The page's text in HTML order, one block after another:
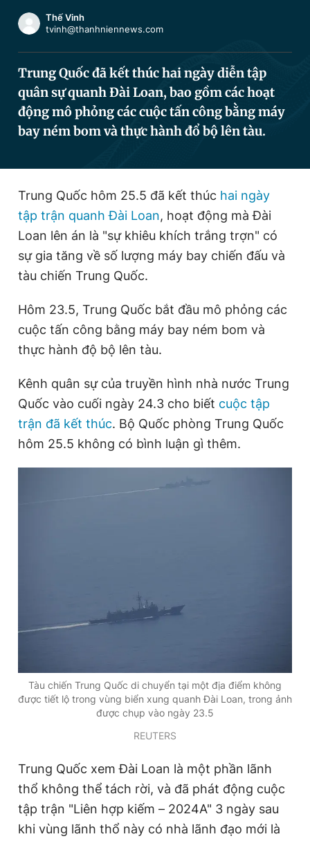
Theo dõi báo trên
Hotline
Đặt báo Quảng cáo RSS Tòa soạn Chính sách bảo
Tổng biên tập: Nguyễn Ngọc Toàn
Phó tổng biên tập: Trần Việt Hưng
Tổng thư ký tòa soạn: Đức Trung
Giấy phép xuất bản số 110/GP - BTTTT cấp ngày 24.3.2020
© 2003-2026 Bản quyền thuộc về Báo Thanh Niên. Cấm sao
chép dưới mọi hình thức nếu không có sự chấp thuận bằng văn
Thế Vinh
tvinh@thanhniennews.com
Trung Quốc đã kết thúc hai ngày diễn tập
quân sự quanh Đài Loan, bao gồm các hoạt
động mô phỏng các cuộc tấn công bằng máy
bay ném bom và thực hành đổ bộ lên tàu.
Trung Quốc hôm 25.5 đã kết thúc hai ngày
tập trận quanh Đài Loan, hoạt động mà Đài
Loan lên án là "sự khiêu khích trắng trợn" có
sự gia tăng về số lượng máy bay chiến đấu và
tàu chiến Trung Quốc.
Hôm 23.5, Trung Quốc bắt đầu mô phỏng các
cuộc tấn công bằng máy bay ném bom và
thực hành độ bộ lên tàu.
Kênh quân sự của truyền hình nhà nước Trung
Quốc vào cuối ngày 24.3 cho biết cuộc tập
trận đã kết thúc. Bộ Quốc phòng Trung Quốc
hôm 25.5 không có bình luận gì thêm.
Tàu chiến Trung Quốc di chuyển tại một địa điểm không
được tiết lộ trong vùng biển xung quanh Đài Loan, trong ảnh
được chụp vào ngày 23.5
REUTERS
Trung Quốc xem Đài Loan là một phần lãnh
thổ không thể tách rời, và đã phát động cuộc
tập trận "Liên hợp kiếm – 2024A" 3 ngày sau
khi vùng lãnh thổ này có nhà lãnh đạo mới là